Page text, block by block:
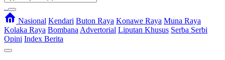
Nasional Kendari Buton Raya Konawe Raya Muna Raya
Kolaka Raya Bombana Advertorial Liputan Khusus Serba Serbi
Opini Index Berita